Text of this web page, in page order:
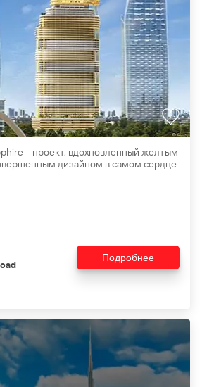
– проект, вдохновленный желтым
дизайном в самом сердце
Подробнее